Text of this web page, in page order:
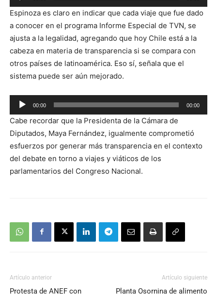
de
audio
Espinoza es claro en indicar que cada viaje que fue dado
a conocer en el programa Informe Especial de TVN, se
ajusta a la legalidad, agregando que hoy Chile está a la
cabeza en materia de transparencia si se compara con
otros países de latinoamérica. Eso sí, señala que el
sistema puede ser aún mejorado.
Reproductor
de
audio
00:00 00:00
Cabe recordar que la Presidenta de la Cámara de
Diputados, Maya Fernández, igualmente comprometió
esfuerzos por generar más transparencia en el contexto
del debate en torno a viajes y viáticos de los
parlamentarios del Congreso Nacional.
Artículo anterior
Protesta de ANEF con
Artículo siguiente
Planta Osornina de alimento